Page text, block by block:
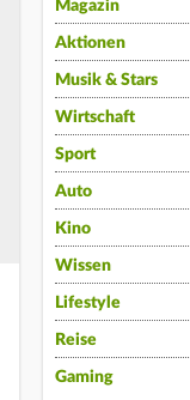
Magazin
Aktionen
Musik & Stars
Wirtschaft
Sport
Auto
Kino
Wissen
Lifestyle
Reise
Gaming